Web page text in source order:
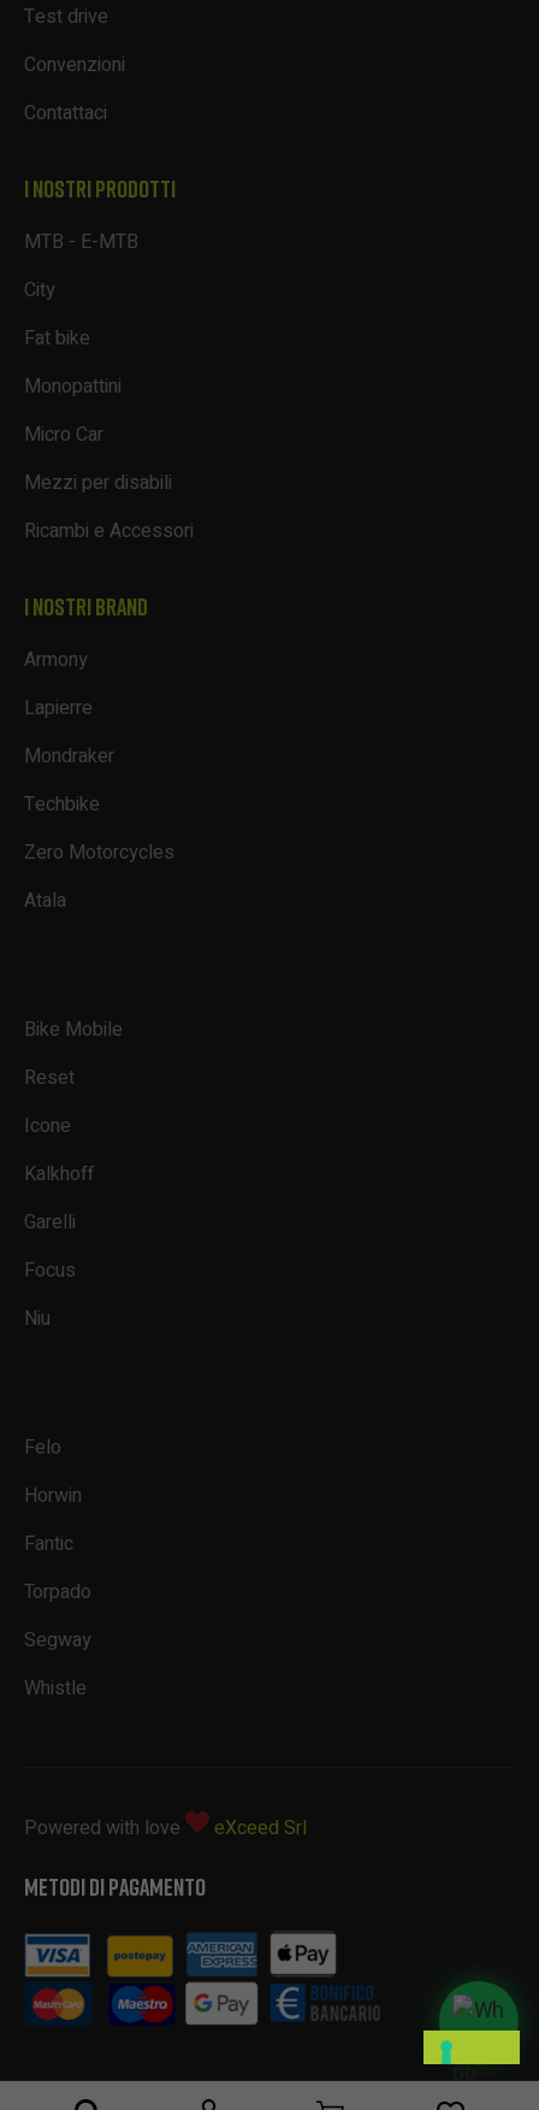
Test drive
Convenzioni
Contattaci
I NOSTRI PRODOTTI
MTB - E-MTB
City
Fat bike
Monopattini
Micro Car
Mezzi per disabili
Ricambi e Accessori
I NOSTRI BRAND
Armony
Lapierre
Mondraker
Techbike
Zero Motorcycles
Atala
Bike Mobile
Reset
Icone
Kalkhoff
Garelli
Focus
Niu
Felo
Horwin
Fantic
Torpado
Segway
Whistle
Powered with love
eXceed Srl
METODI DI PAGAMENTO
E
T
U